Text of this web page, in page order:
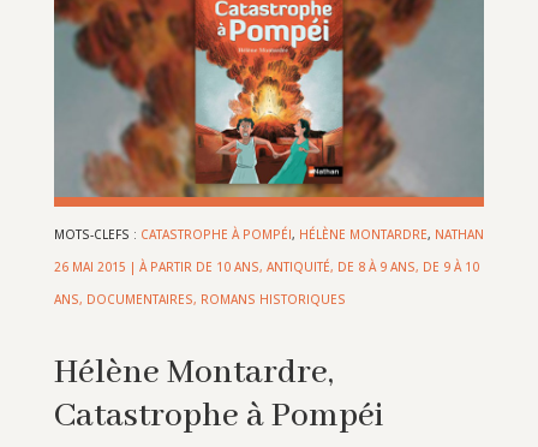
MOTS-CLEFS : CATASTROPHE À POMPÉI, HÉLÈNE MONTARDRE, NATHAN
26 MAI 2015 | À PARTIR DE 10 ANS, ANTIQUITÉ, DE 8 À 9 ANS, DE 9 À 10
ANS, DOCUMENTAIRES, ROMANS HISTORIQUES
Hélène Montardre,
Catastrophe à Pompéi